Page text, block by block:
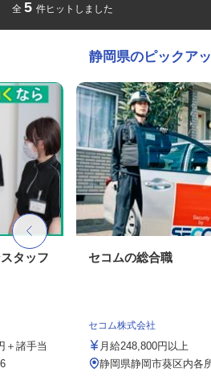
全 5 件ヒットしました
静岡県のピックア
タッフ
＋諸手当
セコムの総合職
セコム株式会社
月給248,800円以上
静岡県静岡市葵区内各